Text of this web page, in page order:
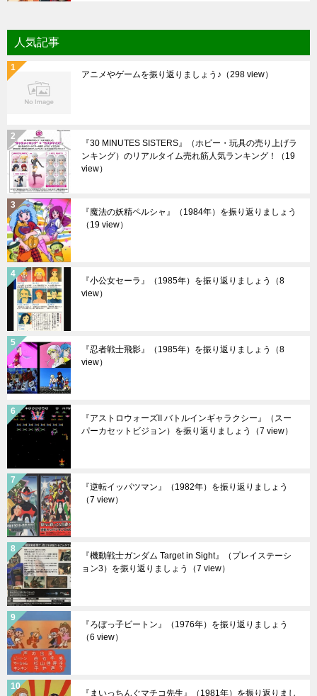
人気記事
アニメやゲームを振り返りましょう♪ （298 view）
『30 MINUTES SISTERS』（ホビー・玩具の売り上げラ
ンキング）のリアルタイム売れ筋人気ランキング！
（19
view）
『魔法の妖精ペルシャ』（1984年）を振り返りましょう
（19 view）
『小公女セーラ』（1985年）を振り返りましょう
（8
view）
『忍者戦士飛影』（1985年）を振り返りましょう
（8
view）
『アストロウォーズII バトルインギャラクシー』（スー
パーカセットビジョン）を振り返りましょう
（7 view）
『逆転イッパツマン』（1982年）を振り返りましょう
（7 view）
『機動戦士ガンダム Target in Sight』（プレイステーシ
ョン3）を振り返りましょう
（7 view）
『ろぼっ子ビートン』（1976年）を振り返りましょう
（6 view）
『まいっちんぐマチコ先生』（1981年）を振り返りまし